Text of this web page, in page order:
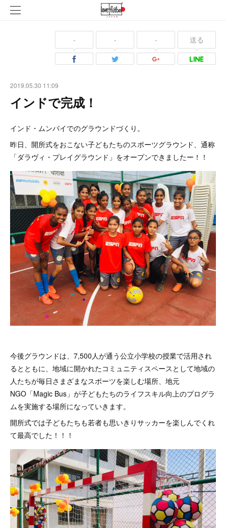
- - - 送る
2019.05.30 11:09
インドで完成！
インド・ムンバイでのグラウンドづくり。
昨日、開所式をおこない子どもたちのスポーツグラウンド、通称
「ダラヴィ・プレイグラウンド」をオープンできましたー！！
今後グラウンドは、7,500人が通う公立小学校の授業で活用され
るとともに、地域に開かれたコミュニティスペースとして地域の
人たちが毎日さまざまなスポーツを楽しむ場所、地元
NGO「Magic Bus」が子どもたちのライフスキル向上のプログラ
ムを実施する場所になっていきます。
開所式では子どもたちも若者も思いきりサッカーを楽しんでくれ
て最高でした！！！